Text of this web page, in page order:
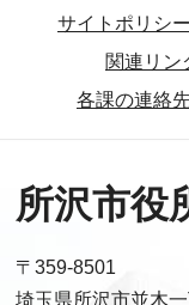
サイトポリシー
関連リン
各課の連絡
所沢市役
〒359-8501
埼玉県所沢市並木